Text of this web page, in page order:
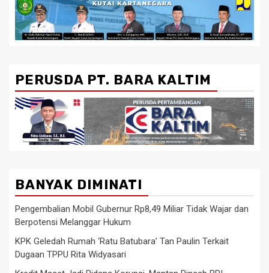
PERUSDA PT. BARA KALTIM
BANYAK DIMINATI
Pengembalian Mobil Gubernur Rp8,49 Miliar Tidak Wajar dan
Berpotensi Melanggar Hukum
KPK Geledah Rumah ‘Ratu Batubara’ Tan Paulin Terkait
Dugaan TPPU Rita Widyasari